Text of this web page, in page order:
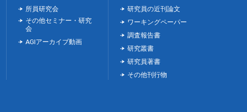
所員研究会
その他セミナー・研究
会
AGIアーカイブ動画
研究員の近刊論文
ワーキングペーパー
調査報告書
研究叢書
研究員著書
その他刊行物